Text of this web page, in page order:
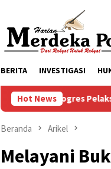
BERITA INVESTIGASI
Hot News
Progres Pelaksanaan
Beranda Arikel
Melayani